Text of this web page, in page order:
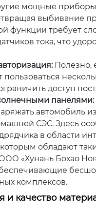
мощные приборы
выбивание
функции требует
тока, что
Полезно,
пользоваться
доступ
панелями:
автомобиль
СЭС. Здесь
в области
обладают
«Хунань Бохао
комплексов.
и качество